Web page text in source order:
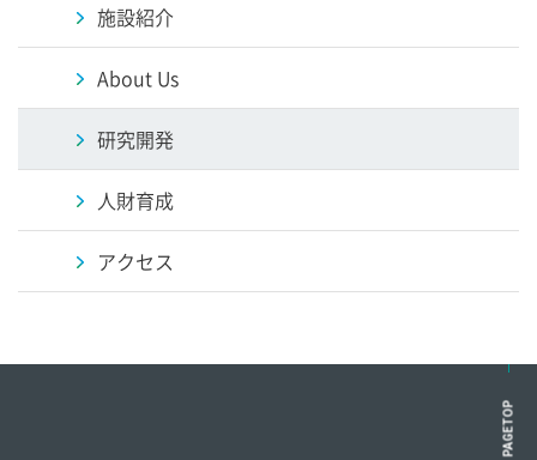
施設紹介
About Us
研究開発
人財育成
アクセス
PAGETOP